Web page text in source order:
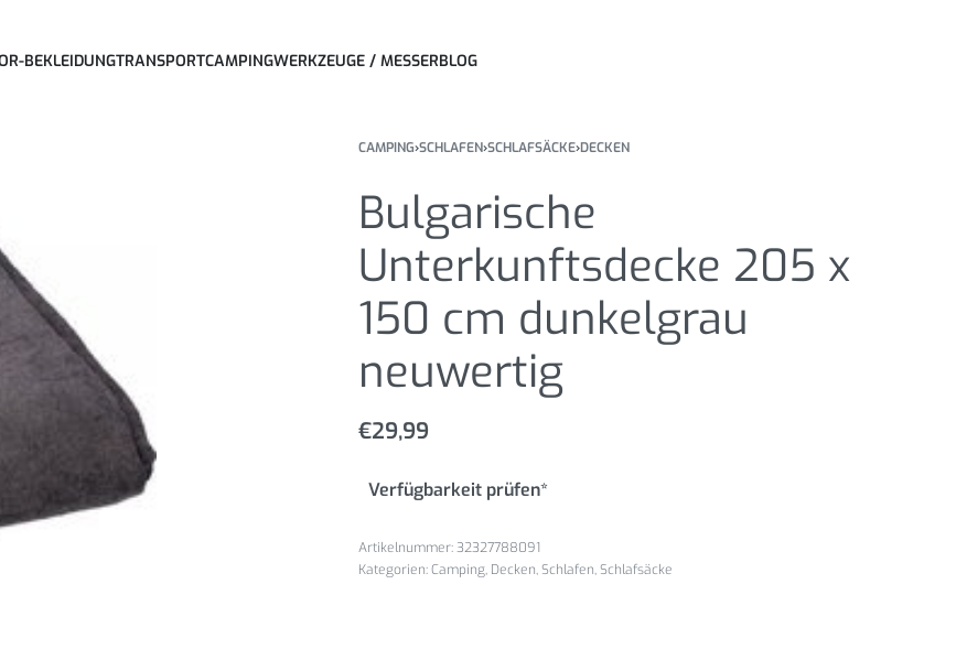
BEKLEIDUNGTRANSPORTCAMPINGWERKZEUGE / MESSERBLOG
CAMPING›SCHLAFEN›SCHLAFSÄCKE›DECKEN
Bulgarische
Unterkunftsdecke 205 x
150 cm dunkelgrau
neuwertig
€29,99
Verfügbarkeit prüfen*
32327788091
Kategorien:Camping, Decken,Schlafen,Schlafsäcke